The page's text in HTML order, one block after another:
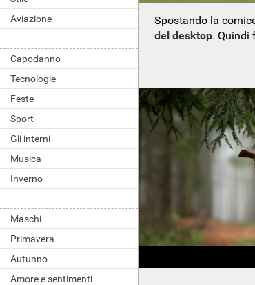
Aviazione
Capodanno
Tecnologie
Feste
Sport
Gli interni
Musica
Inverno
Maschi
Primavera
Autunno
Amore e sentimenti
Spostando la
del desktop. Quindi